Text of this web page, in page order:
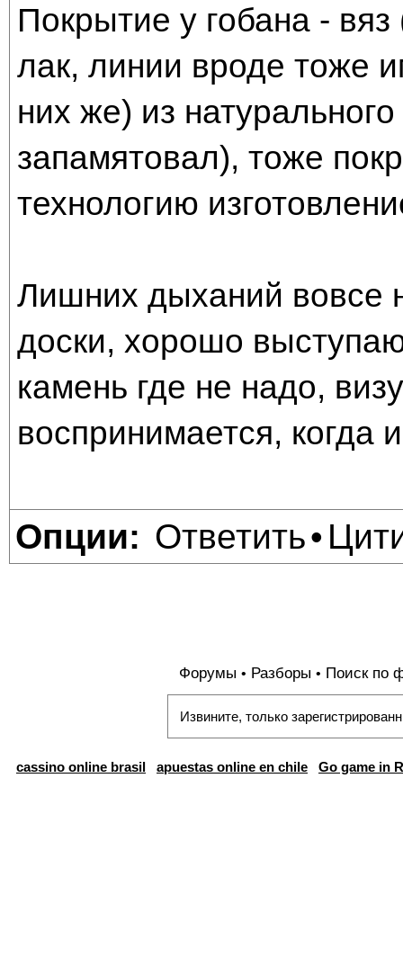
Покрытие у гобана -
лак, линии вроде тоже
них же) из
запамятовал), тоже
технологию
Лишних дыханий вовсе
доски, хорошо
камень где не надо,
воспринимается, когда
Опции: Ответить•
Форумы • Разборы • Поиск по
Извините, только
cassino online brasil apuestas online en chile Go game in